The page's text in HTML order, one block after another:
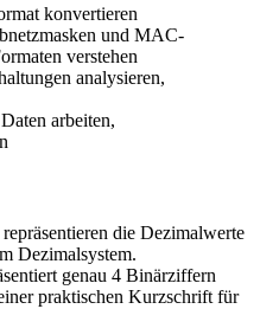
konvertieren
und MAC-
verstehen
analysieren,
arbeiten,
die Dezimalwerte
Dezimalsystem.
genau 4 Binärziffern
praktischen Kurzschrift für